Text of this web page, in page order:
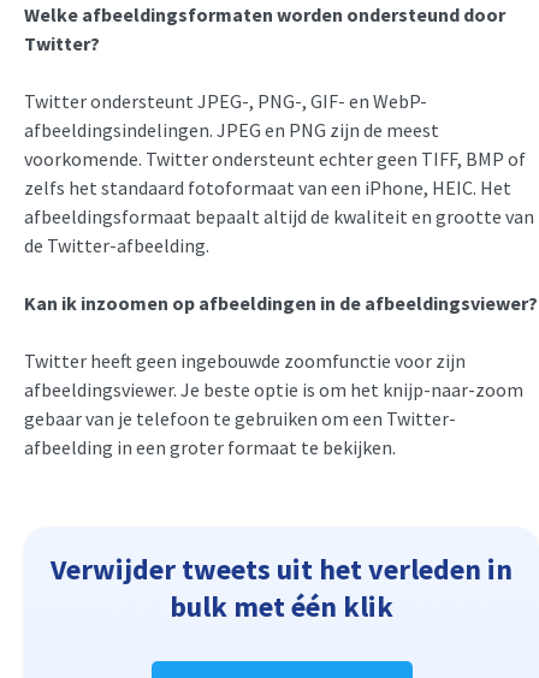
Welke afbeeldingsformaten worden ondersteund door
Twitter?
Twitter ondersteunt JPEG-, PNG-, GIF- en WebP-
afbeeldingsindelingen. JPEG en PNG zijn de meest
voorkomende. Twitter ondersteunt echter geen TIFF, BMP of
zelfs het standaard fotoformaat van een iPhone, HEIC. Het
afbeeldingsformaat bepaalt altijd de kwaliteit en grootte van
de Twitter-afbeelding.
Kan ik inzoomen op afbeeldingen in de afbeeldingsviewer?
Twitter heeft geen ingebouwde zoomfunctie voor zijn
afbeeldingsviewer. Je beste optie is om het knijp-naar-zoom
gebaar van je telefoon te gebruiken om een Twitter-
afbeelding in een groter formaat te bekijken.
Verwijder tweets uit het verleden in
bulk met één klik